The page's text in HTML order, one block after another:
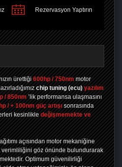
Rezervasyon Yaptırın
ürettiği 600hp / 750nm motor
chip tuning (ecu) yazılım
/ 850nm ’lik performansa ulaşmasını
/ + 100nm güç artışı sonrasında
kesinlikle değişmemekte ve
açısından motor mekaniğine
verimliliğini göz önünde bulundurarak
Optimum güvenilirliği